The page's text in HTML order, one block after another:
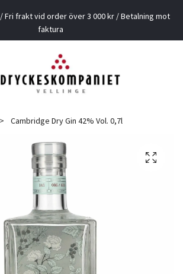
Fri frakt vid order över 3 000 kr / Betalning mot
faktura
Cambridge Dry Gin 42% Vol. 0,7l